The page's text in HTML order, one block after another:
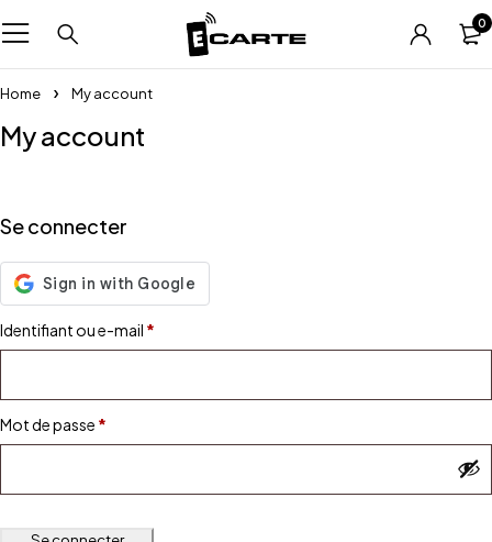
0
Home My account
My account
Se connecter
Identifiant ou e-mail *
Mot de passe *